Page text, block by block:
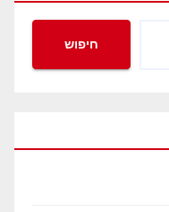
חיפוש